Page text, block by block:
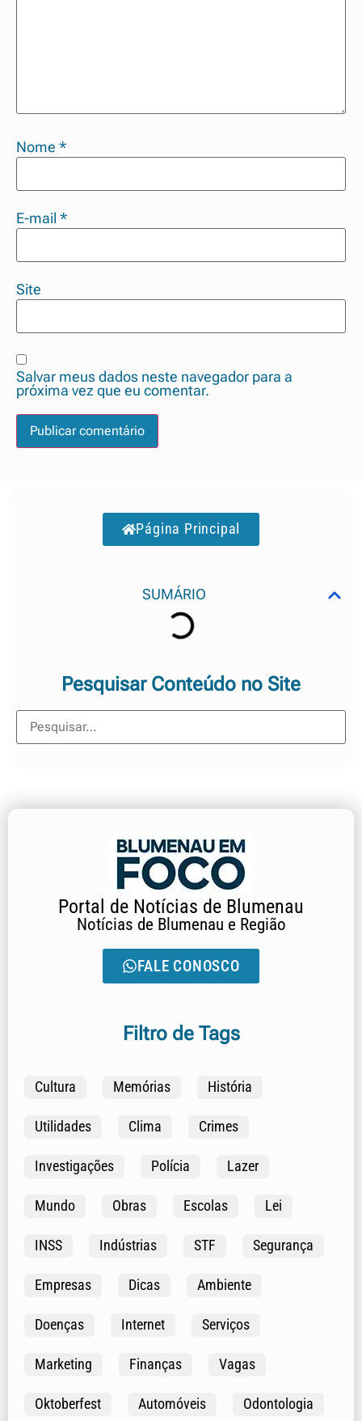
Nome *
E-mail *
Site
Salvar meus dados neste navegador para a
próxima vez que eu comentar.
Página Principal
SUMÁRIO
Pesquisar Conteúdo no Site
Portal de Notícias de Blumenau
Notícias de Blumenau e Região
FALE CONOSCO
Filtro de Tags
Cultura Memórias História
Utilidades Clima Crimes
Investigações Polícia Lazer
Mundo Obras Escolas Lei
INSS Indústrias STF Segurança
Empresas Dicas Ambiente
Doenças Internet Serviços
Marketing Finanças Vagas
Oktoberfest Automóveis Odontologia